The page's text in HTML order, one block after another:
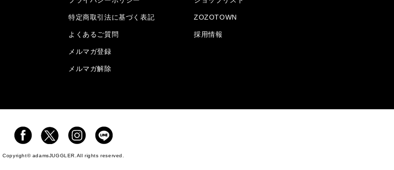
ケミカルブラックデニムロングパンツ再入荷!!!
RTEG R.S&Dデニムロングパンツ再入荷!!!
RTEGO.Eショルダーバッグ入荷!!!
H.P.C デニムロングパンツ再入荷しました!!!
プレーン/Cロングシャツ再入荷致しました‼
RTEG O.G レザーバッグのBLACK再入荷!!!
特定商取引法に基づく表記
よくあるご質問
メルマガ登録
メルマガ解除
ZOZOTOWN
採用情報
Copyright© adamsJUGGLER.All rights reserved.